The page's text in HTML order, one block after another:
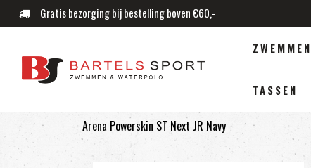
Gratis bezorging bij bestelling boven €60,-
ZWEMMEN
TASSEN
Arena Powerskin ST Next JR Navy